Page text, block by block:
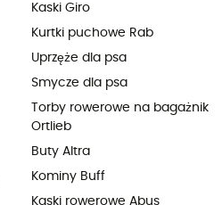
Kaski Giro
Kurtki puchowe Rab
Uprzęże dla psa
Smycze dla psa
Torby rowerowe na bagażnik
Ortlieb
Buty Altra
Kominy Buff
Kaski rowerowe Abus